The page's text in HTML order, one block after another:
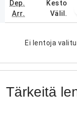
dep.
arr.
kesto
välil.
elokuuta 2026
Ei lentoja
Tärkeitä